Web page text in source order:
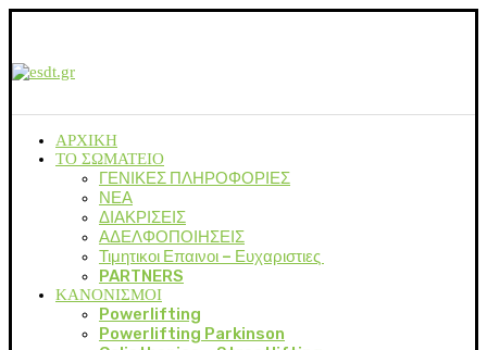
ΑΡΧΙΚΗ
ΤΟ ΣΩΜΑΤΕΙΟ
ΓΕΝΙΚΕΣ ΠΛΗΡΟΦΟΡΙΕΣ
ΝΕΑ
ΔΙΑΚΡΙΣΕΙΣ
ΑΔΕΛΦΟΠΟΙΗΣΕΙΣ
Τιμητικοι Επαινοι – Ευχαριστιες
PARTNERS
ΚΑΝΟΝΙΣΜΟΙ
Powerlifting
Powerlifting Parkinson